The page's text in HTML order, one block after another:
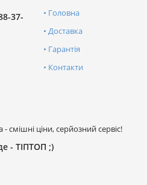
37-
Головна
Доставка
Гарантія
Контакти
смішні ціни, серйозний сервіс!
- ТІПТОП ;)